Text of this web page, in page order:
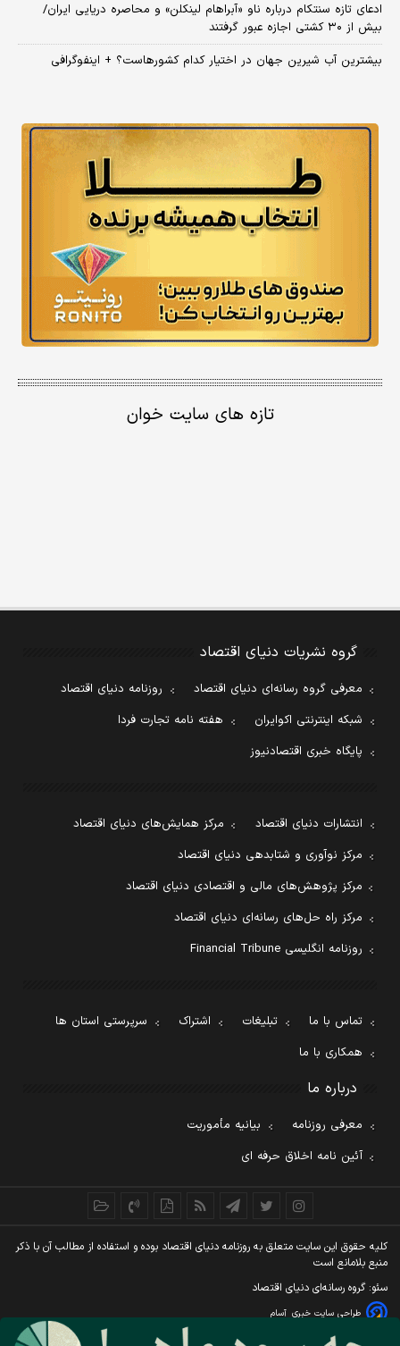
ادعای تازه سنتکام درباره ناو «آبراهام لینکلن» و محاصره دریایی ایران/
بیش از ۳۰ کشتی اجازه عبور گرفتند
بیشترین آب شیرین جهان در اختیار کدام کشورهاست؟ + اینفوگرافی
تازه های سایت خوان
گروه نشریات دنیای اقتصاد
معرفی گروه رسانه‌ای دنیای اقتصاد
روزنامه دنیای اقتصاد
شبکه اینترنتی اکوایران
هفته نامه تجارت فردا
پایگاه خبری اقتصادنیوز
انتشارات دنیای اقتصاد
مرکز همایش‌های دنیای اقتصاد
مرکز نوآوری و شتابدهی دنیای اقتصاد
مرکز پژوهش‌های مالی و اقتصادی دنیای اقتصاد
مرکز راه حل‌های رسانه‌ای دنیای اقتصاد
روزنامه انگلیسی Financial Tribune
تماس با ما تبلیغات اشتراک
سرپرستی استان ها
همکاری با ما
درباره ما
معرفی روزنامه
بیانیه مأموریت
آئین نامه اخلاق حرفه ای
کليه حقوق اين سايت متعلق به روزنامه دنيای اقتصاد بوده و استفاده از مطالب آن با ذکر
منبع بلامانع است
سئو: گروه رسانه‌ای دنیای اقتصاد
طراحی سایت خبری آسام